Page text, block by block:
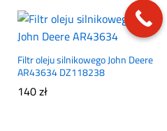
Filtr oleju silnikowego John Deere
AR43634 DZ118238
140zł